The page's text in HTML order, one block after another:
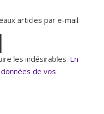
articles par e-mail.
les indésirables. En
de vos